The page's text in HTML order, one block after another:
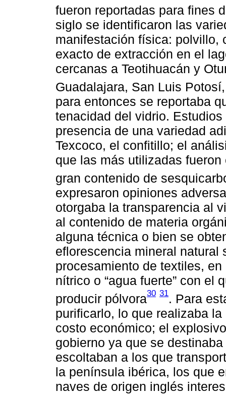
fueron reportadas para fines
siglo se identificaron las
manifestación física: polvillo,
exacto de extracción en el
cercanas a Teotihuacán y
Guadalajara, San Luis
para entonces se reportaba
tenacidad del vidrio.
presencia de una variedad
Texcoco, el confitillo; el
que las más utilizadas
gran contenido de
expresaron opiniones
otorgaba la transparencia al
al contenido de materia
alguna técnica o bien se
eflorescencia mineral natural
procesamiento de textiles,
nítrico o “agua fuerte” con el
producir pólvora30 31. Para
purificarlo, lo que realizaba
costo económico; el
gobierno ya que se
escoltaban a los que
la península ibérica, los que
naves de origen inglés